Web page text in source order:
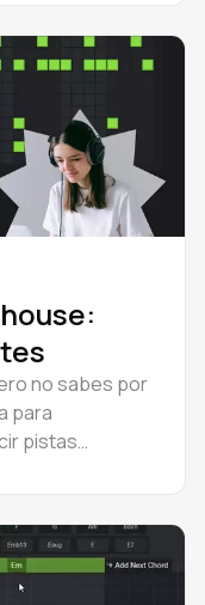
no sabes por
para
pistas